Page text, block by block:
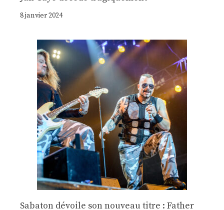
8 janvier 2024
Sabaton dévoile son nouveau titre : Father